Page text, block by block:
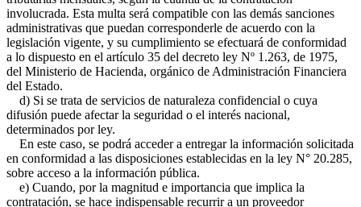
involucrada. Esta multa será compatible con las demás sanciones
administrativas que puedan corresponderle de acuerdo con la
legislación vigente, y su cumplimiento se efectuará de conformidad
a lo dispuesto en el artículo 35 del decreto ley Nº 1.263, de 1975,
del Ministerio de Hacienda, orgánico de Administración Financiera
del Estado.
d) Si se trata de servicios de naturaleza confidencial o cuya
difusión puede afectar la seguridad o el interés nacional,
determinados por ley.
En este caso, se podrá acceder a entregar la información solicitada
en conformidad a las disposiciones establecidas en la ley N° 20.285,
sobre acceso a la información pública.
e) Cuando, por la magnitud e importancia que implica la
contratación, se hace indispensable recurrir a un proveedor